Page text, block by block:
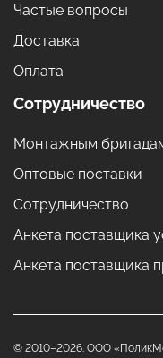
Частые вопросы
Доставка
Оплата
Сотрудничество
Монтажным
Оптовые поставки
Сотрудничество
Анкета поставщика
Анкета поставщика
© 2010–2026. ООО